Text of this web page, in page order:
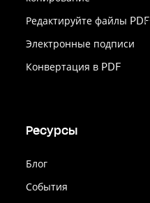
Редактируйте файлы PDF
Электронные подписи
Конвертация в PDF
Ресурсы
Блог
События